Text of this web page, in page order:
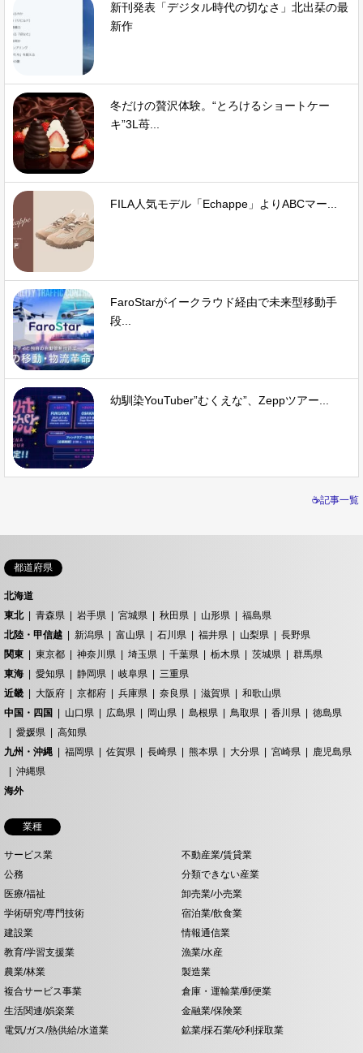
新刊発表「デジタル時代の切なさ」北出栞の最
新作
冬だけの贅沢体験。“とろけるショートケー
キ”3L苺...
FILA人気モデル「Echappe」よりABCマー...
FaroStarがイークラウド経由で未来型移動手
段...
幼馴染YouTuber”むくえな”、Zeppツアー...
☕記事一覧
都道府県
北海道
東北
青森県 岩手県 宮城県 秋田県 山形県
福島県
北陸・甲信越
新潟県 富山県 石川県 福井県 山梨県
長野県
関東
東京都 神奈川県 埼玉県 千葉県 栃木県 茨城県
群馬県
東海
愛知県 静岡県 岐阜県
三重県
近畿
大阪府 京都府 兵庫県 奈良県 滋賀県
和歌山県
中国・四国
山口県 広島県 岡山県 島根県 鳥取県 香川県
徳島県
愛媛県
高知県
九州・沖縄
福岡県 佐賀県 長崎県 熊本県 大分県 宮崎県
鹿児島県
沖縄県
海外
業種
サービス業
不動産業/賃貸業
公務
分類できない産業
医療/福祉
卸売業/小売業
学術研究/専門技術
宿泊業/飲食業
建設業
情報通信業
教育/学習支援業
漁業/水産
農業/林業
製造業
複合サービス事業
倉庫・運輸業/郵便業
生活関連/娯楽業
金融業/保険業
電気/ガス/熱供給/水道業
鉱業/採石業/砂利採取業